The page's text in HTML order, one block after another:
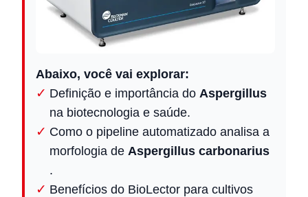
Abaixo, você vai explorar:
Definição e importância do Aspergillus
na biotecnologia e saúde.
Como o pipeline automatizado analisa a
morfologia de Aspergillus carbonarius
.
Benefícios do BioLector para cultivos